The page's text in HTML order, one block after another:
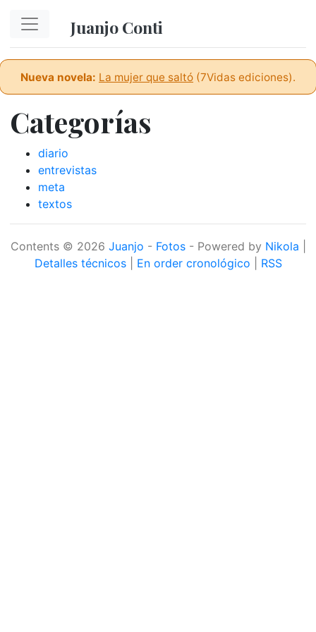
Juanjo Conti
Nueva novela: La mujer que saltó (7Vidas ediciones).
Categorías
diario
entrevistas
meta
textos
Contents © 2026 Juanjo - Fotos- Powered by Nikola
Detalles técnicos| En order cronológico RSS